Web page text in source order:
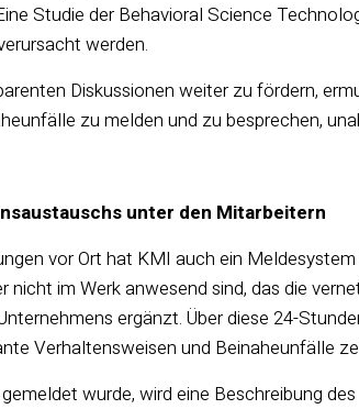
Studie der Behavioral Science
werden.
Diskussionen weiter zu fördern,
zu melden und zu besprechen,
unter den Mitarbeitern
vor Ort hat KMI auch ein
nicht im Werk anwesend sind, das die
ergänzt. Über diese 24-
Verhaltensweisen und Beinaheunfälle
wurde, wird eine Beschreibung des